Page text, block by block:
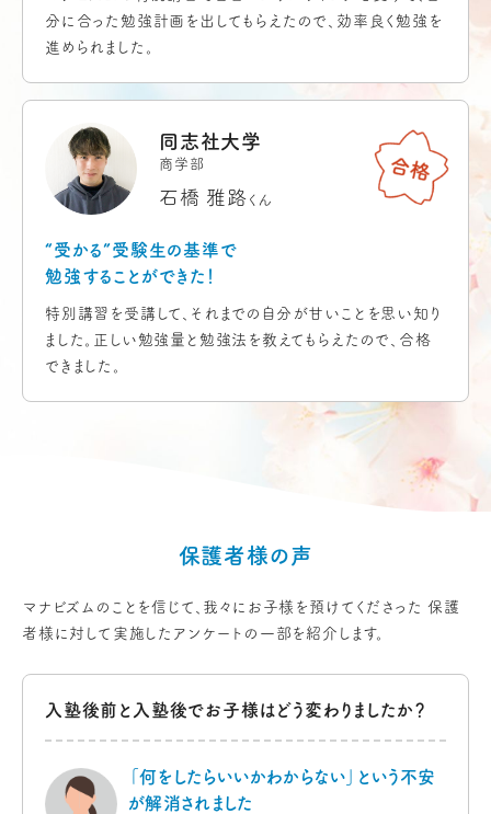
分に合った勉強計画を出してもらえたので、効率良く勉強を
進められました。
同志社大学
商学部
石橋 雅路 くん
“受かる”受験生の基準で
勉強することができた！
特別講習を受講して、それまでの自分が甘いことを思い知り
ました。正しい勉強量と勉強法を教えてもらえたので、合格
できました。
保護者様の声
マナビズムのことを信じて、我々にお子様を預けてくださった 保護
者様に対して実施したアンケートの一部を紹介します。
入塾後前と入塾後でお子様はどう変わりましたか？
「何をしたらいいかわからない」
という不安
が解消されました